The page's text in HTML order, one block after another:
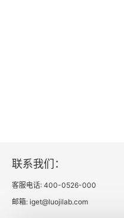
教育·经济·教育经济学
教育公平绝不是平均主义
联系我们：
客服电话: 400-0526-000
邮箱: iget@luojilab.com